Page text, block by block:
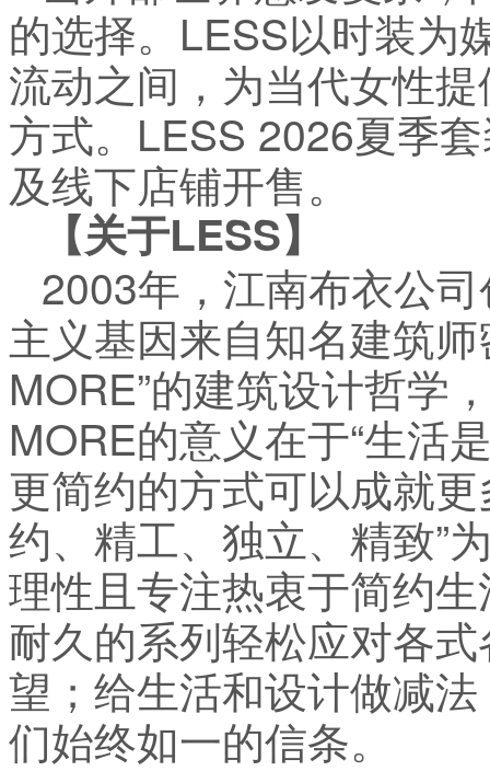
的选择。LESS以时装为
流动之间，为当代女性
方式。LESS 2026夏季
及线下店铺开售。
【关于LESS】
2003年，江南布衣公
主义基因来自知名建筑
MORE”的建筑设计哲学
MORE的意义在于“生活
更简约的方式可以成就
约、精工、独立、精致”
理性且专注热衷于简约
耐久的系列轻松应对各
望；给生活和设计做减
们始终如一的信条。